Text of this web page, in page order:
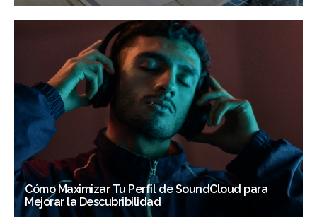
Cómo Maximizar Tu Perfil de SoundCloud para
Mejorar la Descubribilidad